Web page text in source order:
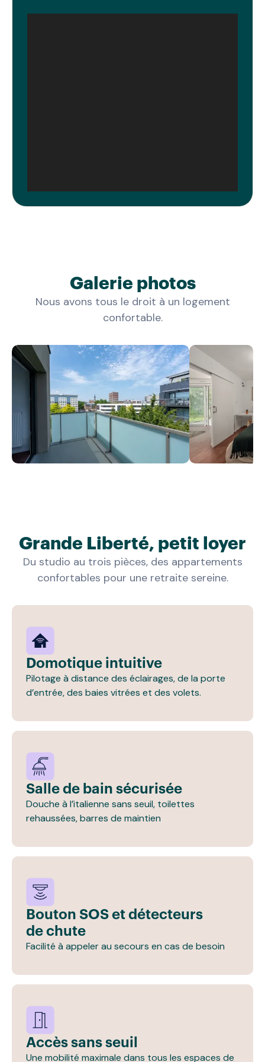
Galerie photos
Nous avons tous le droit à un logement
confortable.
Grande Liberté, petit loyer
Du studio au trois pièces, des appartements
confortables pour une retraite sereine.
Domotique intuitive
Pilotage à distance des éclairages, de la porte
d’entrée, des baies vitrées et des volets.
Salle de bain sécurisée
Douche à l’italienne sans seuil, toilettes
rehaussées, barres de maintien
Bouton SOS et détecteurs
de chute
Facilité à appeler au secours en cas de besoin
Accès sans seuil
Une mobilité maximale dans tous les espaces de